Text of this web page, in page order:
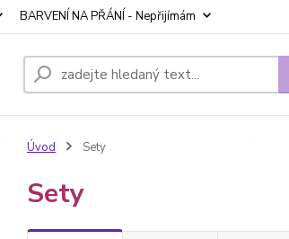
BARVENÍ NA PŘÁNÍ - Nepřijímám
Úvod Sety
Sety